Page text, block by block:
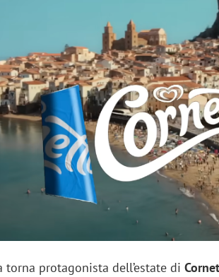
torna protagonista dell’estate di
Samsung Ads: «L'Italia è un
strategico e continuerà a